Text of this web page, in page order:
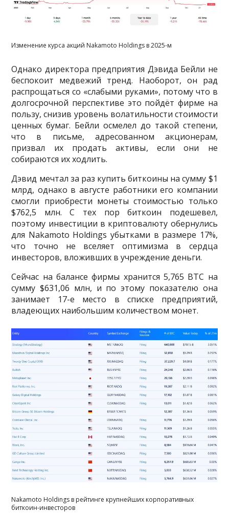
Изменение курса акций Nakamoto Holdings в 2025-м
Однако директора предприятия Дэвида Бейли не
беспокоит медвежий тренд. Наоборот, он рад
распрощаться со «слабыми руками», потому что в
долгосрочной перспективе это пойдёт фирме на
пользу, снизив уровень волатильности стоимости
ценных бумаг. Бейли осмелел до такой степени,
что в письме, адресованном акционерам,
призвал их продать активы, если они не
собираются их ходлить.
Дэвид мечтал за раз купить биткоины на сумму $1
млрд, однако в августе работники его компании
смогли приобрести монеты стоимостью только
$762,5 млн. С тех пор биткоин подешевел,
поэтому инвестиции в криптовалюту обернулись
для Nakamoto Holdings убытками в размере 17%,
что точно не вселяет оптимизма в сердца
инвесторов, вложивших в учреждение деньги.
Сейчас на балансе фирмы хранится 5,765 BTC на
сумму $631,06 млн, и по этому показателю она
занимает 17-е место в списке предприятий,
владеющих наибольшим количеством монет.
Nakamoto Holdings в рейтинге крупнейших корпоративных
биткоин-инвесторов